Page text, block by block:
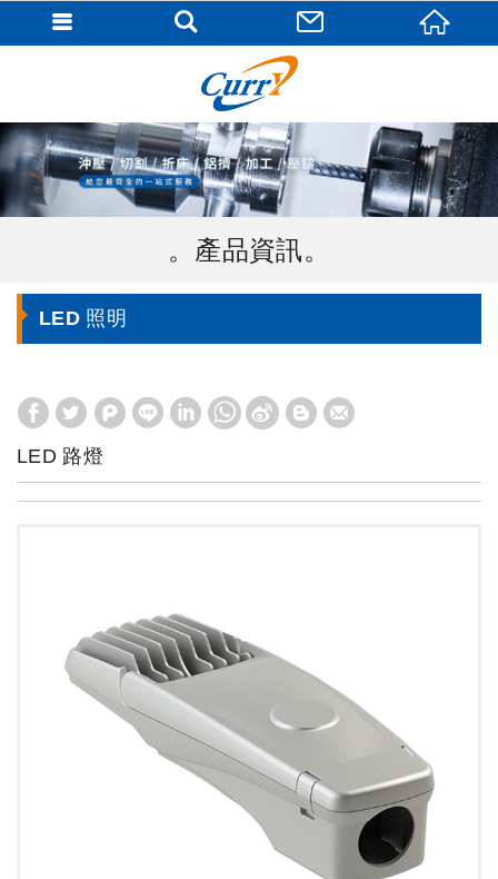
產品資訊
LED 照明
LED 路燈